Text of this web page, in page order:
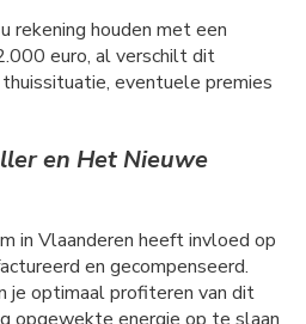
rekening houden met een
euro, al verschilt dit
eventuele premies
en Het Nieuwe
in Vlaanderen heeft invloed op
en gecompenseerd.
je optimaal profiteren van dit